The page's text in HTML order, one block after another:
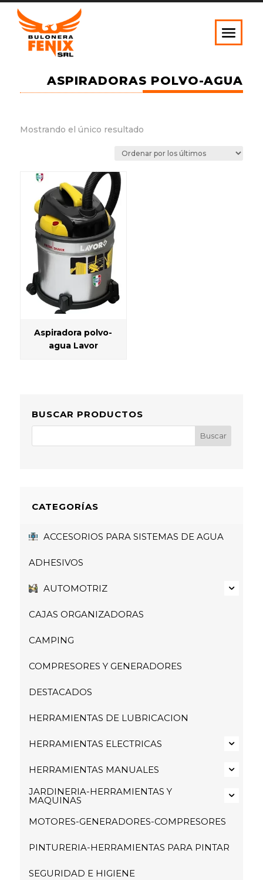
BUSCAR PRODUCTOS
CATEGORÍAS
ACCESORIOS PARA SISTEMAS DE AGUA
ADHESIVOS
AUTOMOTRIZ
CAJAS ORGANIZADORAS
CAMPING
COMPRESORES Y GENERADORES
DESTACADOS
HERRAMIENTAS DE LUBRICACION
HERRAMIENTAS ELECTRICAS
HERRAMIENTAS MANUALES
JARDINERIA-HERRAMIENTAS Y
MAQUINAS
MOTORES-GENERADORES-COMPRESORES
PINTURERIA-HERRAMIENTAS PARA PINTAR
SEGURIDAD E HIGIENE
ASPIRADORAS POLVO-AGUA
Mostrando el único resultado
Aspiradora polvo-
agua Lavor